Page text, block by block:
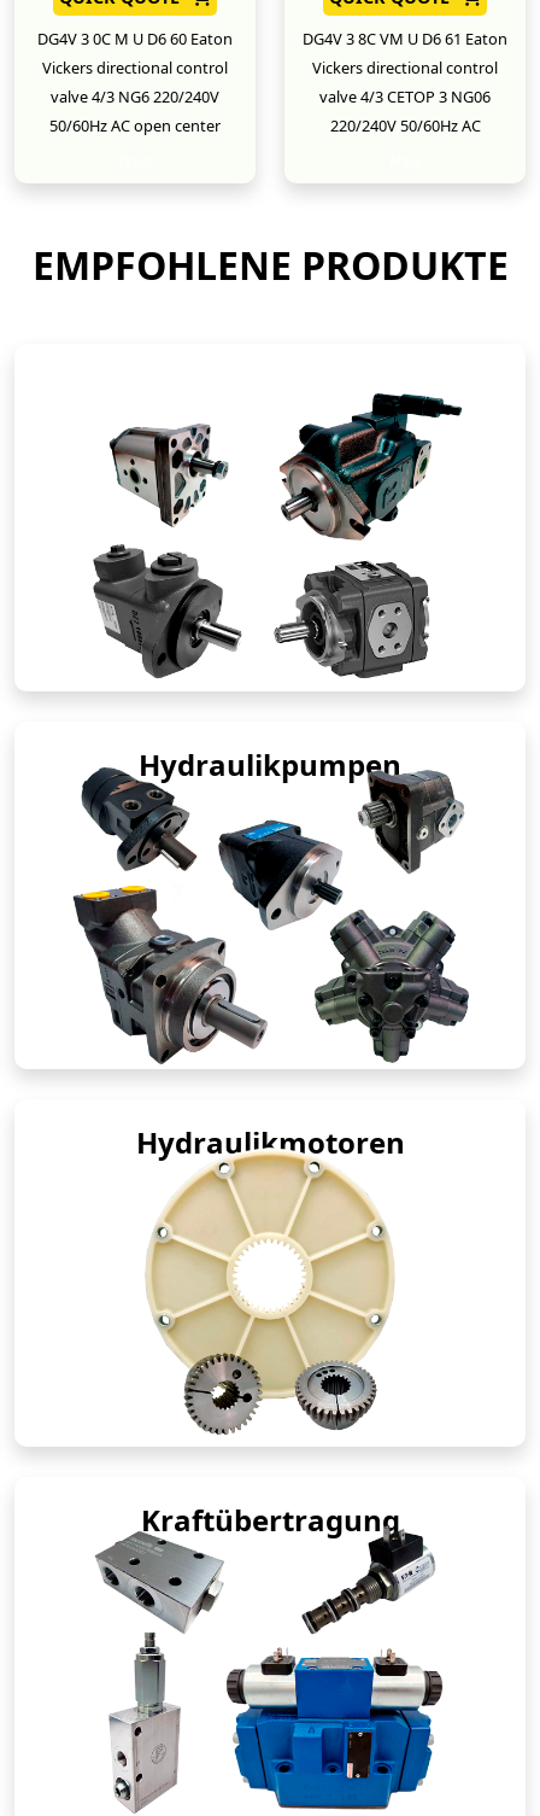
DG4V 3 0C M U D6 60 Eaton
Vickers directional control
valve 4/3 NG6 220/240V
50/60Hz AC open center
DG4V 3 8C VM U D6 61 Eaton
Vickers directional control
valve 4/3 CETOP 3 NG06
220/240V 50/60Hz AC
EMPFOHLENE PRODUKTE
Hydraulikpumpen
Hydraulikmotoren
Kraftübertragung